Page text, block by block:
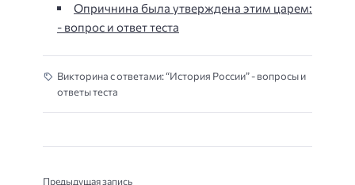
Опричнина была утверждена этим царем:
- вопрос и ответ теста
Викторина с ответами: “История России” - вопросы и
ответы теста
Предыдущая запись